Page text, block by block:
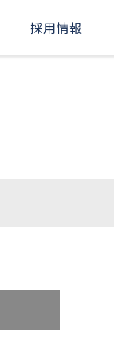
採用情報